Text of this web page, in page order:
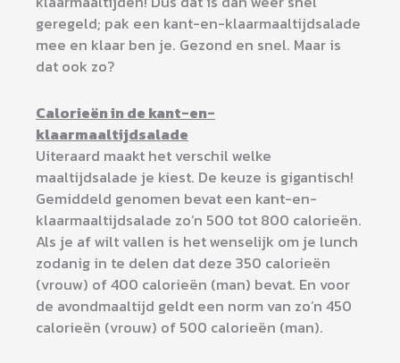
geregeld; pak een kant-en-klaarmaaltijdsalade
mee en klaar ben je. Gezond en snel. Maar is
dat ook zo?
Calorieën in de kant-en-
klaarmaaltijdsalade
Uiteraard maakt het verschil welke
maaltijdsalade je kiest. De keuze is gigantisch!
Gemiddeld genomen bevat een kant-en-
klaarmaaltijdsalade zo’n 500 tot 800 calorieën.
Als je af wilt vallen is het wenselijk om je lunch
zodanig in te delen dat deze 350 calorieën
(vrouw) of 400 calorieën (man) bevat. En voor
de avondmaaltijd geldt een norm van zo’n 450
calorieën (vrouw) of 500 calorieën (man).